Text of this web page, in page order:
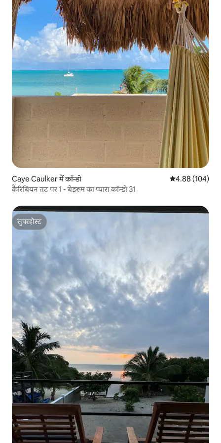
Caye Caulker में कॉन्डो औसत रेटिंग 5 में से
4.88 (104)
कैरिबियन तट पर 1 - बेडरूम का प्यारा कॉन्डो 31
सुपरहोस्ट
सुपरहोस्ट